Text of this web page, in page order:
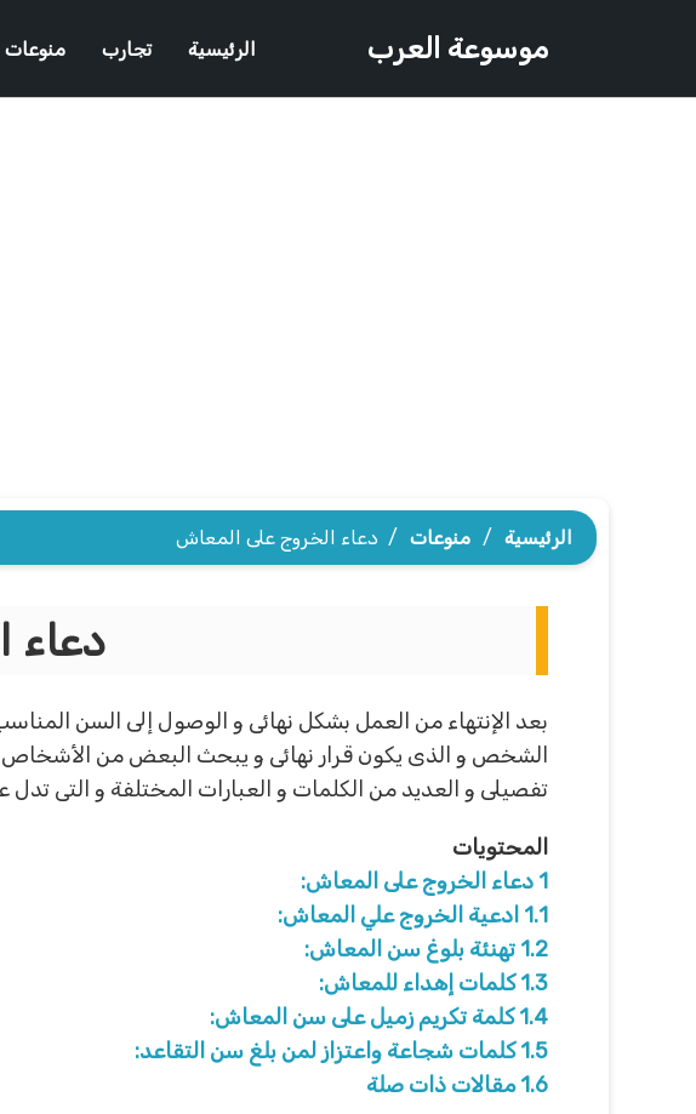
موسوعة العرب الرئيسية تجارب منوعات
الرئيسية / منوعات / دعاء الخروج على المعاش
دعاء
بعد الإنتهاء من العمل بشكل نهائى و الوصول إلى السن
الشخص و الذى يكون قرار نهائى و يبحث البعض من
تفصيلى و العديد من الكلمات و العبارات المختلفة و التى تدل
المحتويات
1 دعاء الخروج على المعاش:
1.1 ادعية الخروج علي المعاش:
1.2 تهنئة بلوغ سن المعاش:
1.3 كلمات إهداء للمعاش:
1.4 كلمة تكريم زميل على سن المعاش:
1.5 كلمات شجاعة واعتزاز لمن بلغ سن التقاعد:
1.6 مقالات ذات صلة